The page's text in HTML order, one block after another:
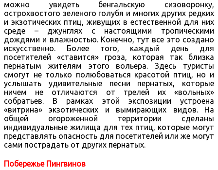
можно увидеть бенгальскую сизоворонку,
острохвостого зеленого голубя и многих других редких
и экзотических птиц, живущих в естественной для них
среде – джунглях с настоящими тропическими
дождями и влажностью. Конечно, тут все это создано
искусственно. Более того, каждый день для
посетителей «ставится» гроза, которая так близка
пернатым жителям этого вольера. Здесь туристы
смогут не только полюбоваться красотой птиц, но и
услышать удивительные песни пернатых, которые
ничем не отличаются от трелей их «вольных»
собратьев. В рамках этой экспозиции устроена
«витрина» экзотических и вымирающих видов. На
общей огороженной территории сделаны
индивидуальные жилища для тех птиц, которые могут
представлять опасность для посетителей или же могут
сами пострадать от других пернатых.
Побережье Пингвинов